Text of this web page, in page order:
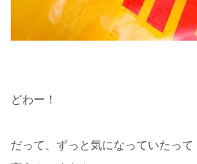
どわー！
だって、ずっと気になっていたって